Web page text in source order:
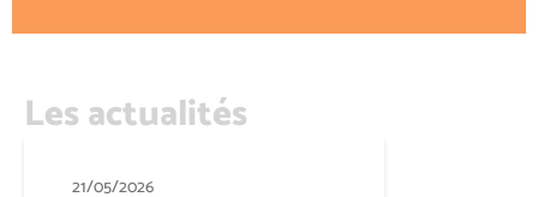
Les actualités
21/05/2026